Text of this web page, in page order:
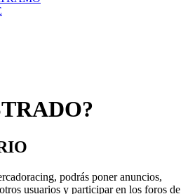
usuarios y participar en los foros de